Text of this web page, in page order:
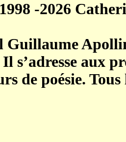
-2026
Guillaume
s’adresse aux
de poésie.